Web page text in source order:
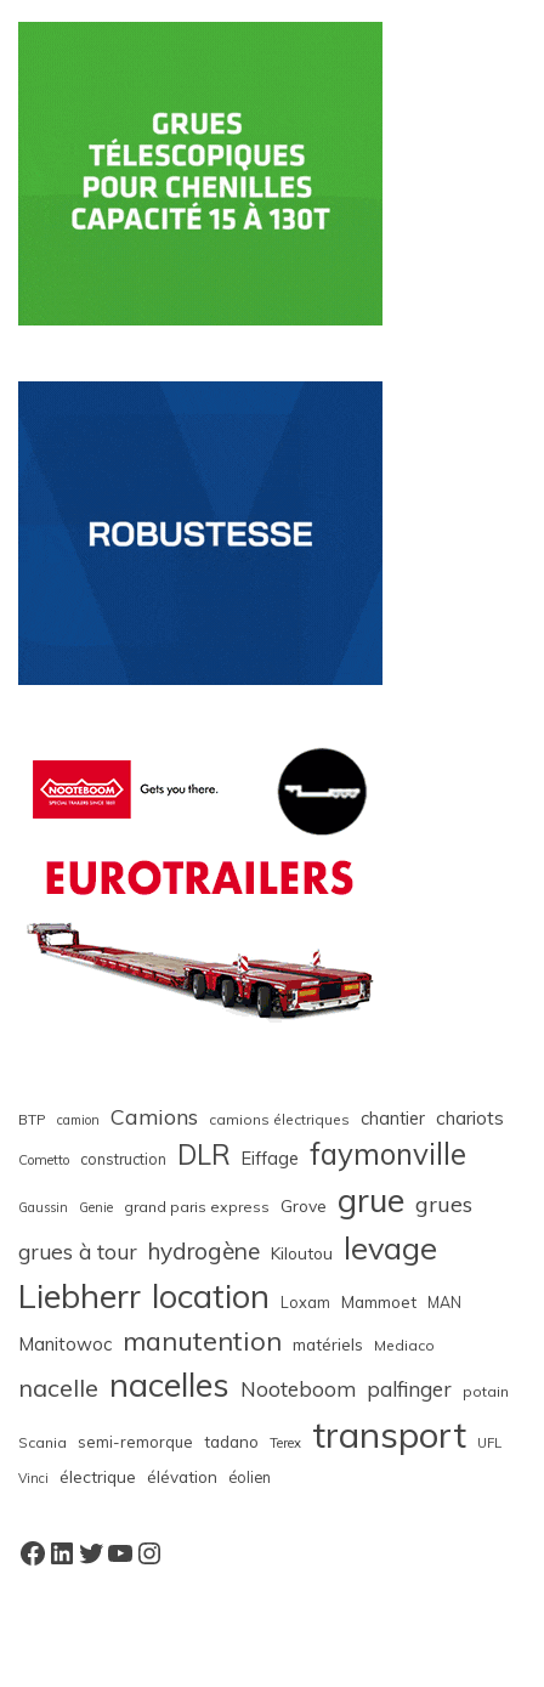
BTP camion Camions camions électriques chantier chariots
Cometto construction DLR Eiffage faymonville
Gaussin Genie grand paris express Grove grue grues
grues à tour hydrogène Kiloutou levage
Liebherr location Loxam Mammoet MAN
Manitowoc manutention matériels Mediaco
nacelle nacelles Nooteboom palfinger potain
Scania semi-remorque tadano Terex transport UFL
Vinci électrique élévation éolien
Facebook
LinkedIn
Twitter
YouTube
Instagram